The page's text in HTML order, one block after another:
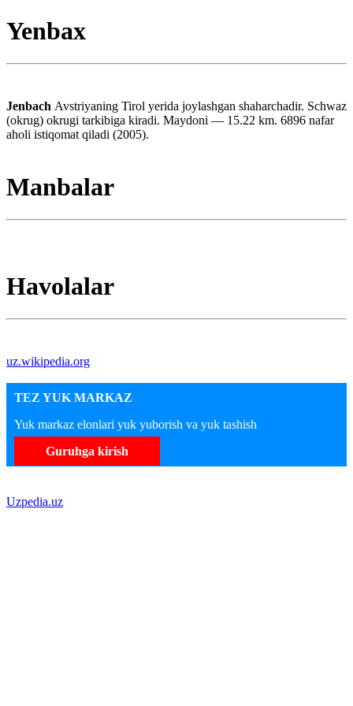
Yenbax
Jenbach Avstriyaning Tirol yerida joylashgan shaharchadir. Schwaz
(okrug) okrugi tarkibiga kiradi. Maydoni — 15.22 km. 6896 nafar
aholi istiqomat qiladi (2005).
Manbalar
Havolalar
uz.wikipedia.org
TEZ YUK MARKAZ
Yuk markaz elonlari yuk yuborish va yuk tashish
Guruhga kirish
Uzpedia.uz